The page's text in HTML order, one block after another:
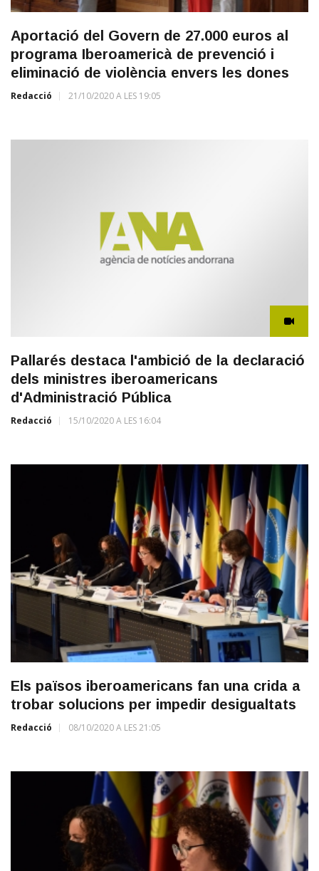
Aportació del Govern de 27.000 euros al
programa Iberoamericà de prevenció i
eliminació de violència envers les dones
Redacció 21/10/2020 A LES 19:05
Pallarés destaca l'ambició de la declaració
dels ministres iberoamericans
d'Administració Pública
Redacció 15/10/2020 A LES 16:04
Els països iberoamericans fan una crida a
trobar solucions per impedir desigualtats
Redacció 08/10/2020 A LES 21:05